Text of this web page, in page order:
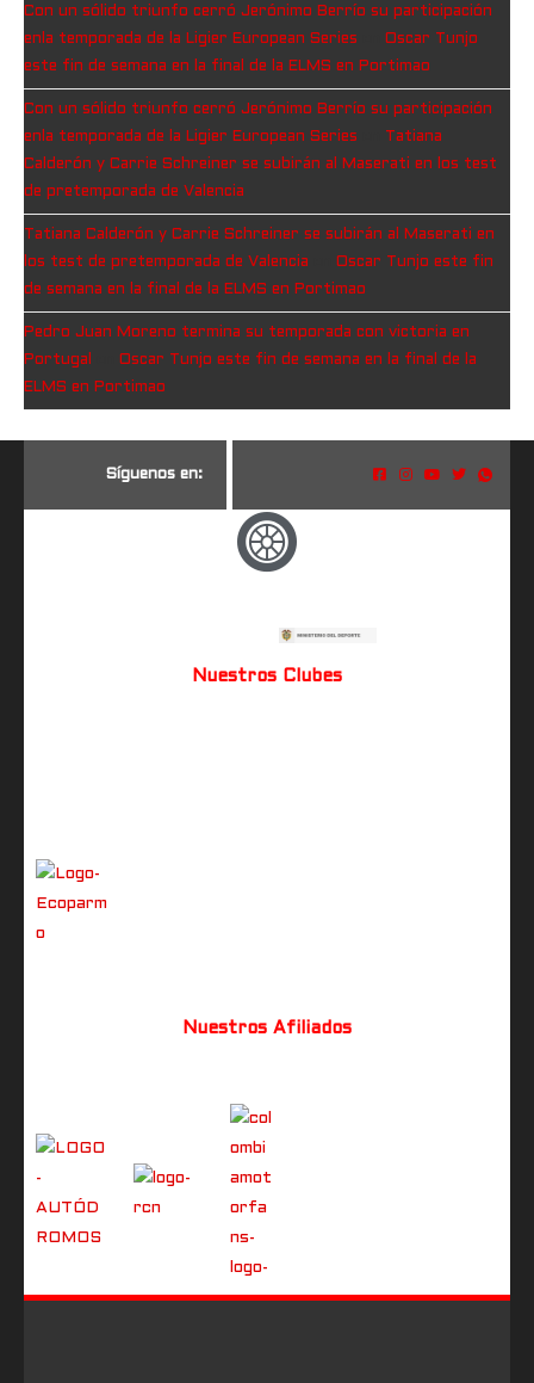
Con un sólido triunfo cerró Jerónimo Berrío su participación
enla temporada de la Ligier European Series
Oscar Tunjo
este fin de semana en la final de la ELMS en Portimao
Con un sólido triunfo cerró Jerónimo Berrío su participación
enla temporada de la Ligier European Series
Tatiana
Calderón y Carrie Schreiner se subirán al Maserati en los test
de pretemporada de Valencia
Tatiana Calderón y Carrie Schreiner se subirán al Maserati en
los test de pretemporada de Valencia
Oscar Tunjo este fin
de semana en la final de la ELMS en Portimao
Pedro Juan Moreno termina su temporada con victoria en
Portugal
Oscar Tunjo este fin de semana en la final de la
ELMS en Portimao
Síguenos en:
Nuestros Clubes
Nuestros Afiliados